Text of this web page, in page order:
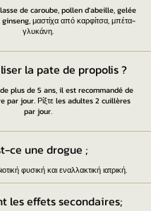
de caroube, pollen d'abeille, gelée
μαστίχα από καρφίτσα, μπέτα-
γλυκάνη.
la pate de propolis ?
plus de 5 ans, il est recommandé de
par jour. Ρίξτε les adultes 2 cuillères
par jour.
ce une drogue ;
φυσική και εναλλακτική ιατρική.
les effets secondaires;